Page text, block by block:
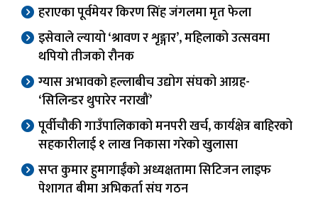
हराएका पूर्वमेयर किरण सिंह जंगलमा मृत फेला
इसेवाले ल्यायो ‘श्रावण र शृङ्गार’, महिलाको उत्सवमा
थपियो तीजको रौनक
ग्यास अभावको हल्लाबीच उद्योग संघको आग्रह-
‘सिलिन्डर थुपारेर नराखौं’
पूर्वीचौकी गाउँपालिकाको मनपरी खर्च, कार्यक्षेत्र बाहिरको
सहकारीलाई १ लाख निकासा गरेको खुलासा
सप्त कुमार हुमागाईंको अध्यक्षतामा सिटिजन लाइफ
पेशागत बीमा अभिकर्ता संघ गठन